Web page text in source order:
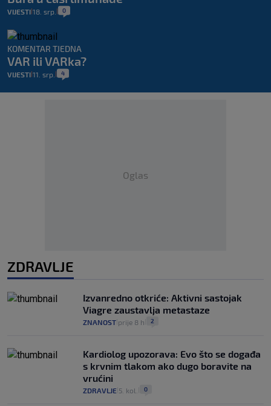
VIJESTI 18. srp. 0
KOMENTAR TJEDNA
VAR ili VARka?
VIJESTI 11. srp. 4
Oglas
ZDRAVLJE
Izvanredno otkriće: Aktivni sastojak
Viagre zaustavlja metastaze
ZNANOST prije 8 h 2
Kardiolog upozorava: Evo što se događa
s krvnim tlakom ako dugo boravite na
vrućini
ZDRAVLJE 5. kol. 0